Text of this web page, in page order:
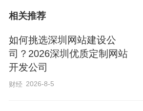
数字化浪潮中焕发出新活力。
相关推荐
如何挑选深圳网站建设公
司？2026深圳优质定制网站
开发公司
财经 2026-8-5